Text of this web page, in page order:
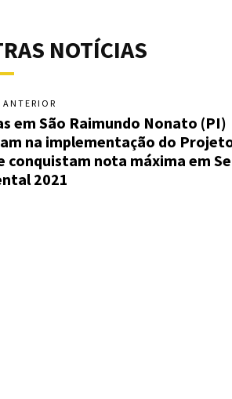
NOTÍCIAS
em São Raimundo Nonato (PI)
na implementação do
conquistam nota máxima em
2021